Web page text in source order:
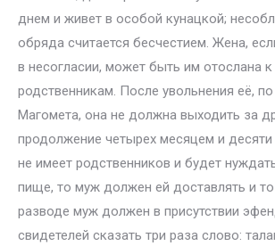
днем и живет в особой кунацкой;
обряда считается бесчестием. Жена,
в несогласии, может быть им отослана
родственникам. После увольнения её,
Магомета, она не должна выходить за
продолжение четырех месяцем и
не имеет родственников и будет
пище, то муж должен ей доставлять и
разводе муж должен в присутствии
свидетелей сказать три раза слово: